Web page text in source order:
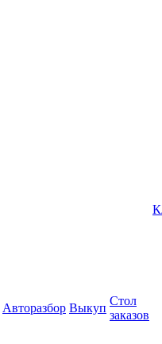
Авторазбор Выкуп
Стол
заказов